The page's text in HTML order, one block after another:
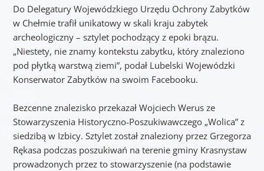
Do Delegatury Wojewódzkiego Urzędu Ochrony Zabytków
w Chełmie trafił unikatowy w skali kraju zabytek
archeologiczny – sztylet pochodzący z epoki brązu.
„Niestety, nie znamy kontekstu zabytku, który znaleziono
pod płytką warstwą ziemi”, podał Lubelski Wojewódzki
Konserwator Zabytków na swoim Facebooku.
Bezcenne znalezisko przekazał Wojciech Werus ze
Stowarzyszenia Historyczno-Poszukiwawczego „Wolica” z
siedzibą w Izbicy. Sztylet został znaleziony przez Grzegorza
Rękasa podczas poszukiwań na terenie gminy Krasnystaw
prowadzonych przez to stowarzyszenie (na podstawie